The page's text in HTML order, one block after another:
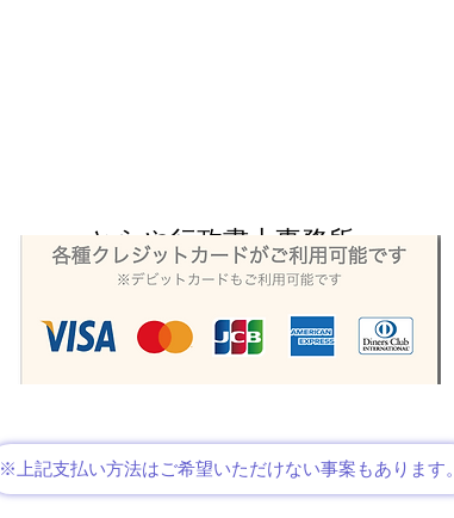
とらや行政書士事務所
愛知県の行政書士事務
所
©2024 とらや行政書士事務所。Wix.com で作成されました。
※上記支払い方法はご希望いただけない事案もあります。